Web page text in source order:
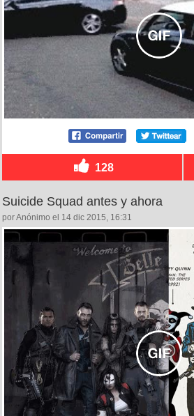
128
Suicide Squad antes y ahora
por Anónimo el 14 dic 2015, 16:31